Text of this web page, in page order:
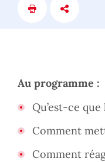
Au programme :
Qu’est-ce
Comment
Comment